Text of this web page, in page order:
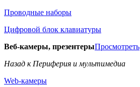
Проводные наборы
Цифровой блок клавиатуры
Веб-камеры, презентерыПросмотреть
Назад к Периферия и мультимедиа
Web-камеры